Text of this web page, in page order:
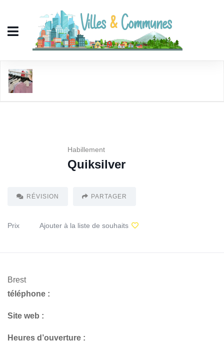
Habillement
Quiksilver
RÉVISION PARTAGER
Prix Ajouter à la liste de souhaits
Brest
téléphone :
Site web :
Heures d’ouverture :